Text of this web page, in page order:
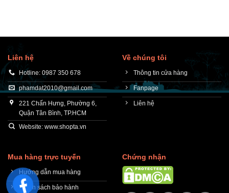
Liên hệ
Hotline: 0987 350 678
phamdat2010@gmail.com
221 Chấn Hưng, Phường 6,
Quận Tân Bình, TP.HCM
Website: www.shopta.vn
Về chúng tôi
Thông tin cửa hàng
Fanpage
Liên hệ
Mua hàng trực tuyến
Hướng dẫn mua hàng
Chính sách bảo hành
Chứng nhận